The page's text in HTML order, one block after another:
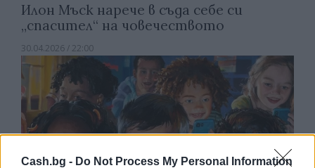
Cash.bg - Do Not Process My Personal Information
Илон Мъск нарече в съда себе си
„спасител“ на човечеството
30.04.2026 / 22:00